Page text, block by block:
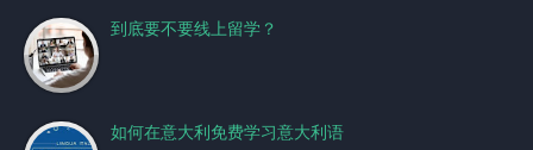
到底要不要线上留学？
如何在意大利免费学习意大利语